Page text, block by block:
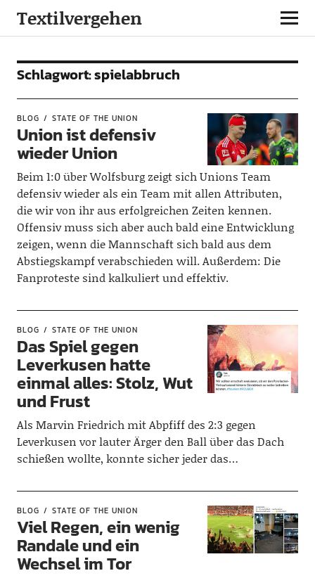
Textilvergehen
Schlagwort:spielabbruch
BLOG STATE OF THE UNION
Union ist defensiv
wieder Union
Beim 1:0 über Wolfsburg zeigt sich Unions Team
defensiv wieder als ein Team mit allen Attributen,
die wir von ihr aus erfolgreichen Zeiten kennen.
Offensiv muss sich aber auch bald eine Entwicklung
zeigen, wenn die Mannschaft sich bald aus dem
Abstiegskampf verabschieden will. Außerdem: Die
Fanproteste sind kalkuliert und effektiv.
BLOG STATE OF THE UNION
Das Spiel gegen
Leverkusen hatte
einmal alles: Stolz, Wut
und Frust
Als Marvin Friedrich mit Abpfiff des 2:3 gegen
Leverkusen vor lauter Ärger den Ball über das Dach
schießen wollte, konnte sicher jeder das…
BLOG STATE OF THE UNION
Viel Regen, ein wenig
Randale und ein
Wechsel im Tor